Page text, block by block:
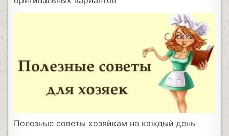
Полезные советы хозяйкам на каждый день